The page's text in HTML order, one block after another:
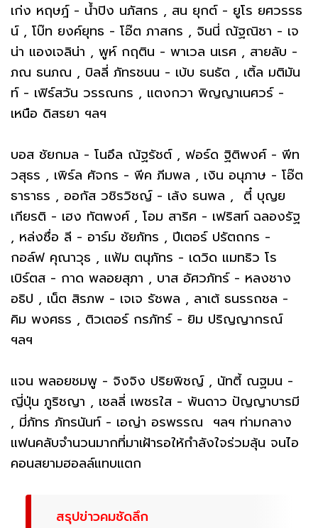
เก่ง หฤษฎ์ - น้ำปิง นภัสกร , สน ยุกต์ - ยูโร ยศวรรธ
น์ , โบ๊ท ยงค์ยุทธ - โอ๊ต ภาสกร , จินนี่ ณัฐณิชา - เจ
น่า แองเจลิน่า , พูห์ กฤติน - พาเวล นเรศ , สายลับ -
ภณ ธนภณ , บิลลี่ ภัทรชนน - เบ้บ ธนธัต , เติ้ล มติมัน
ท์ - เฟิร์สวัน วรรณกร , แตงกวา พิญญาเนศวร์ -
เหนือ ดิสรยา ฯลฯ
บอส ชัยกมล - โนอึล ณัฐรัชต์ , ฟอร์ด ฐิติพงศ์ - พีท
วสุธร , เพิร์ล ศัจกร - พีค ภีมพล , เงิน อนุภาษ - โอ๊ต
ธาราธร , ออกัส วชิรวิชญ์ - เล้ง ธนพล , ตี๋ บุญย
เกียรติ - เฮง ทัตพงศ์ , โอม สาริศ - เฟริสท์ ฉลองรัฐ
, หล่งซื่อ ลี - อาร์ม ชัยภัทร , ปีเตอร์ ปรัตถกร -
กอล์ฟ คุณาวุธ , แฟ้ม ตนุภัทร - เดวิด แมทธิว โร
เบิร์ตส - กาด พลอยสุภา , บาส อัศวภัทร์ - หลงชาง
อธิป , เน็ต สิรภพ - เจเจ รัชพล , ลาเต้ ธนรรถชล -
คิม พงศธร , ติวเตอร์ กรภัทร์ - ยิม ปริญญากรณ์
ฯลฯ
แจน พลอยชมพู - จิงจิง ปริยพิชญ์ , นัทตี้ ณฐมน -
ญี่ปุ่น ภูริชญา , เชลลี่ เพชรใส - พันดาว ปัญญาบารมี
, มี่ภัทร ภัทรนันท์ - เอญ่า อรพรรณ ฯลฯ ท่ามกลาง
แฟนคลับจำนวนมากที่มาเฝ้ารอให้กำลังใจร่วมลุ้น จนไอ
คอนสยามฮอลล์แทบแตก
สรุปข่าวคมชัดลึก